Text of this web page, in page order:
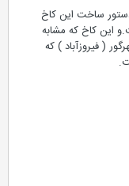
فیروزآباد ) که